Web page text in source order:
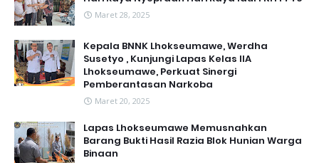
Maret 28, 2025
Kepala BNNK Lhokseumawe, Werdha
Susetyo , Kunjungi Lapas Kelas IIA
Lhokseumawe, Perkuat Sinergi
Pemberantasan Narkoba
Maret 20, 2025
Lapas Lhokseumawe Memusnahkan
Barang Bukti Hasil Razia Blok Hunian Warga
Binaan